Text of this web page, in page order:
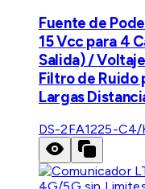
Fuente de
15 Vcc para 4
Salida) /
Filtro de Ruido
Largas
DS-2FA1225-C4/